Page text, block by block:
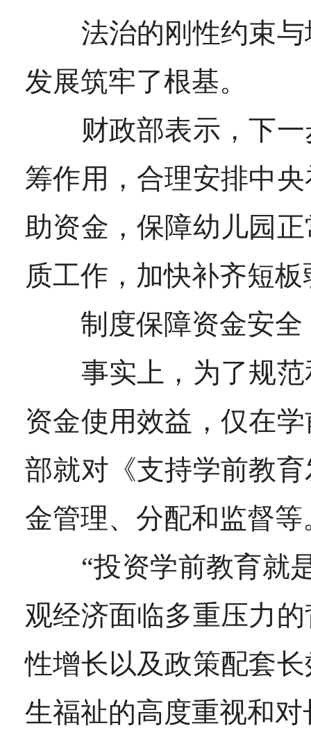
法治的刚性约束与
发展筑牢了根基。
财政部表示，下一
筹作用，合理安排中
助资金，保障幼儿园
质工作，加快补齐短
制度保障资金安全
事实上，为了规范
资金使用效益，仅在
部就对《支持学前教
金管理、分配和监督等
“投资学前教育就是
观经济面临多重压力
性增长以及政策配套
生福祉的高度重视和